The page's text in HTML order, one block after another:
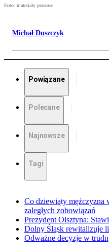
Foto: materiały prasowe
Michał Duszczyk
Powiązane
Polecane
Najnowsze
Tagi
Co dziewiąty mężczyzna
zaległych zobowiązań
Prezydent Olsztyna:
Dolny Śląsk rewitalizuje
Odważne decyzje w